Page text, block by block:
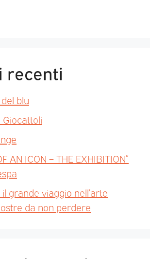
recenti
blu
Giocattoli
AN ICON – THE EXHIBITION”
grande viaggio nell’arte
da non perdere